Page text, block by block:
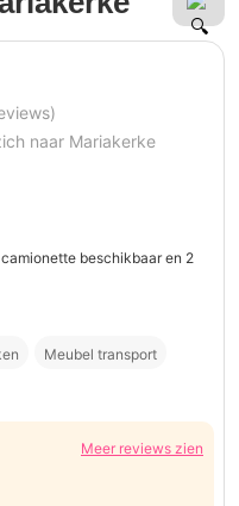
naar Mariakerke
beschikbaar en 2
Meubel transport
Meer reviews zien